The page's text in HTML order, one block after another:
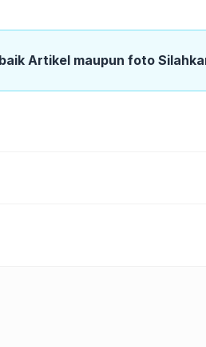
Artikel maupun foto